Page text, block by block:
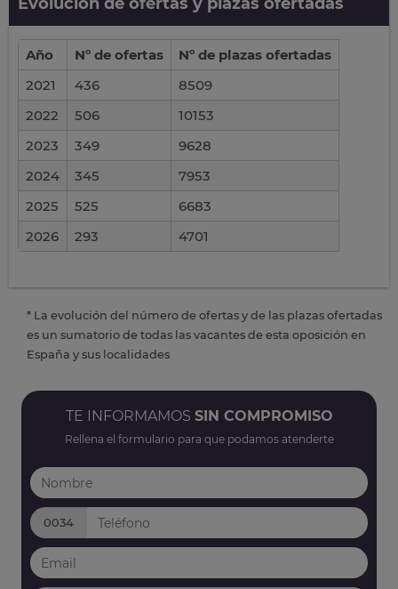
Año Nº de ofertas
Nº de plazas ofertadas
2021
436
8509
2022
506
10153
2023
349
9628
2024
345
7953
2025
525
6683
2026
293 4701
* La evolución del número de ofertas y de las plazas ofertadas
es un sumatorio de todas las vacantes de esta oposición en
España y sus localidades
TE INFORMAMOS SIN COMPROMISO
Rellena el formulario para que podamos atenderte
0034